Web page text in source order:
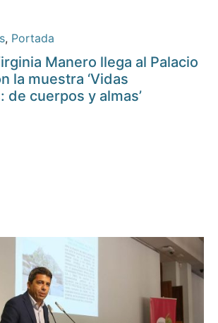
, Portada
Manero llega al Palacio
la muestra ‘Vidas
de cuerpos y almas’